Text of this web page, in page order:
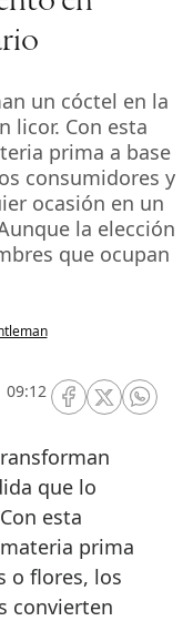
un cóctel en la
licor. Con esta
prima a base
consumidores y
ocasión en un
la elección
que ocupan
09:12
RRSS Facebook
RRSSRRSS
que lo
esta
prima
o flores, los
convierten